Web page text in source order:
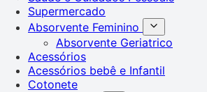
Supermercado
Absorvente Feminino
Absorvente Geriatrico
Acessórios
Acessórios bebê e Infantil
Cotonete